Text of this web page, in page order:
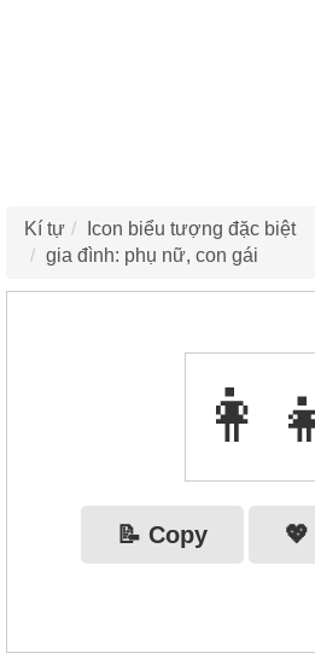
Kí tự
Icon biểu tượng đặc biệt
gia đình: phụ nữ, con gái
📝 Copy